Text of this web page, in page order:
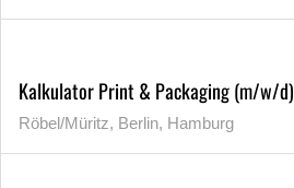
Kalkulator Print & Packaging (m/w/d)
Röbel/Müritz, Berlin, Hamburg